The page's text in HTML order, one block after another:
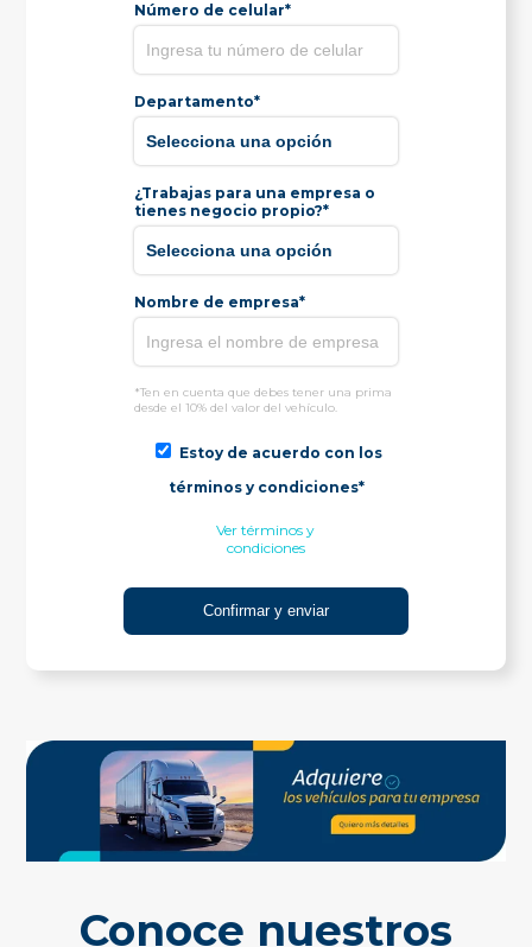
Número de celular*
Departamento*
¿Trabajas para una empresa o
tienes negocio propio?*
Nombre de empresa*
*Ten en cuenta que debes tener una prima
desde el 10% del valor del vehículo.
Estoy de acuerdo con los
términos y condiciones*
Ver términos y
condiciones
Conoce nuestros